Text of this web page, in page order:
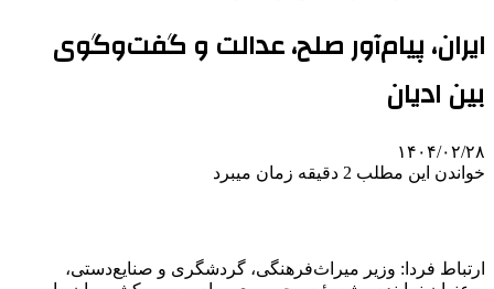
ایران، پیام‌آور صلح، عدالت و گفت‌وگوی
بین ادیان
۱۴۰۴/۰۲/۲۸
خواندن این مطلب 2 دقیقه زمان میبرد
ارتباط فردا: وزیر میراث‌فرهنگی، گردشگری و صنایع‌دستی،